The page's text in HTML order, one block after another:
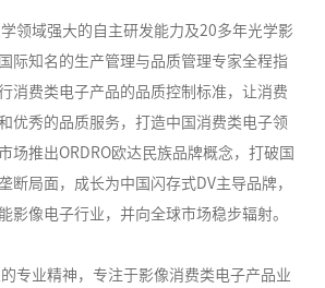
强大的自主研发能力及20多年光学影
际知名的生产管理与品质管理专家全程指
消费类电子产品的品质控制标准，让消费
优秀的品质服务，打造中国消费类电子领
场推出ORDRO欧达民族品牌概念，打破国
断局面，成长为中国闪存式DV主导品牌，
影像电子行业，并向全球市场稳步辐射。
精神，专注于影像消费类电子产品业